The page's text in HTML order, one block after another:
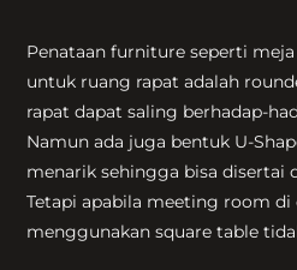
Penataan furniture seperti
untuk ruang rapat adalah
rapat dapat saling berhadap-
Namun ada juga bentuk U-
menarik sehingga bisa disertai
Tetapi apabila meeting room di
menggunakan square table